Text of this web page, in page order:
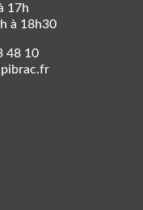
17h
à 18h30
48 10
pibrac.fr